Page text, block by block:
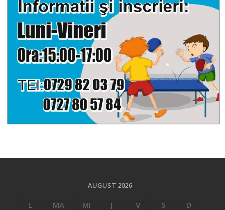
AUGUST 2026
L MA MI J V S
D